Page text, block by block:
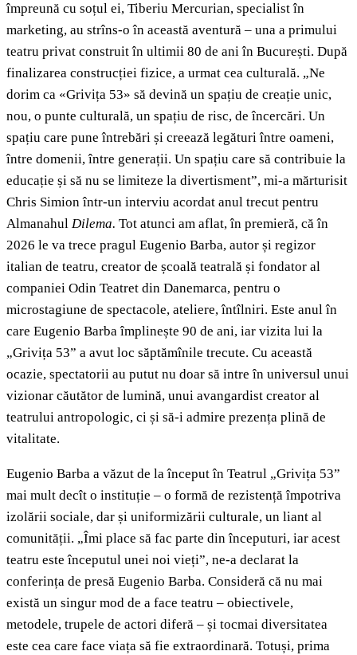
împreună cu soțul ei, Tiberiu Mercurian, specialist în
marketing, au strîns-o în această aventură – una a primului
teatru privat construit în ultimii 80 de ani în București. După
finalizarea construcției fizice, a urmat cea culturală. „Ne
dorim ca «Grivița 53» să devină un spațiu de creație unic,
nou, o punte culturală, un spațiu de risc, de încercări. Un
spațiu care pune întrebări și creează legături între oameni,
între domenii, între generații. Un spațiu care să contribuie la
educație și să nu se limiteze la divertisment”, mi-a mărturisit
Chris Simion într-un interviu acordat anul trecut pentru
Almanahul Dilema. Tot atunci am aflat, în premieră, că în
2026 le va trece pragul Eugenio Barba, autor și regizor
italian de teatru, creator de școală teatrală și fondator al
companiei Odin Teatret din Danemarca, pentru o
microstagiune de spectacole, ateliere, întîlniri. Este anul în
care Eugenio Barba împlinește 90 de ani, iar vizita lui la
„Grivița 53” a avut loc săptămînile trecute. Cu această
ocazie, spectatorii au putut nu doar să intre în universul unui
vizionar căutător de lumină, unui avangardist creator al
teatrului antropologic, ci și să-i admire prezența plină de
vitalitate.
Eugenio Barba a văzut de la început în Teatrul „Grivița 53”
mai mult decît o instituție – o formă de rezistență împotriva
izolării sociale, dar și uniformizării culturale, un liant al
comunității. „Îmi place să fac parte din începuturi, iar acest
teatru este începutul unei noi vieți”, ne-a declarat la
conferința de presă Eugenio Barba. Consideră că nu mai
există un singur mod de a face teatru – obiectivele,
metodele, trupele de actori diferă – și tocmai diversitatea
este cea care face viața să fie extraordinară. Totuși, prima